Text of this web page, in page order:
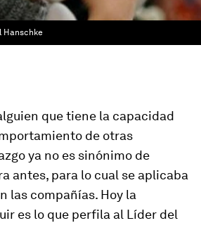
Hanschke
que tiene la capacidad
de otras
ya no es sinónimo de
antes, para lo cual se aplicaba
las compañías. Hoy la
es lo que perfila al Líder del